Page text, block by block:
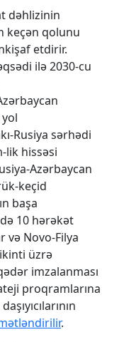
dəhlizinin
keçən qolunu
etdirir.
ilə 2030-cu
Rusiya sərhədi
lik hissəsi
Azərbaycan
keçid
başa
10 hərəkət
və Novo-Filya
üzrə
imzalanması
proqramlarına
.